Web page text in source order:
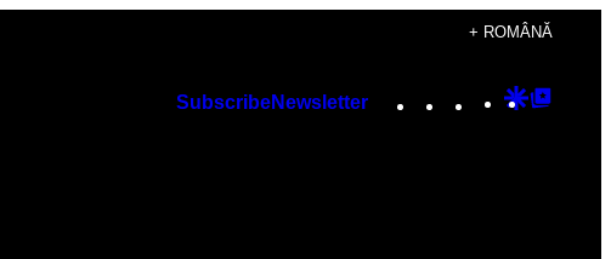
+ ROMÂNĂ
SubscribeNewsletter Instagram
TikTok
YouTube
Google